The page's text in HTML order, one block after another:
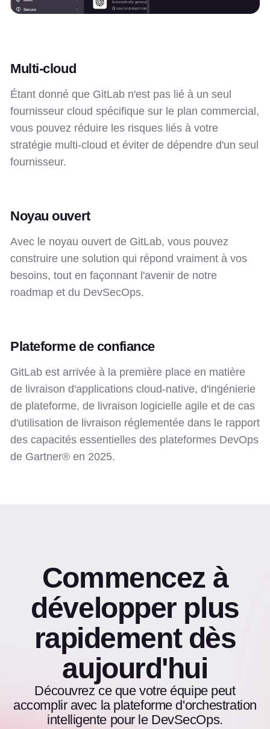
Multi-cloud
Étant donné que GitLab n'est pas lié à un seul
fournisseur cloud spécifique sur le plan commercial,
vous pouvez réduire les risques liés à votre
stratégie multi-cloud et éviter de dépendre d'un seul
fournisseur.
Noyau ouvert
Avec le noyau ouvert de GitLab, vous pouvez
construire une solution qui répond vraiment à vos
besoins, tout en façonnant l'avenir de notre
roadmap et du DevSecOps.
Plateforme de confiance
GitLab est arrivée à la première place en matière
de livraison d'applications cloud-native, d'ingénierie
de plateforme, de livraison logicielle agile et de cas
d'utilisation de livraison réglementée dans le rapport
des capacités essentielles des plateformes DevOps
de Gartner® en 2025.
Commencez à
développer plus
rapidement dès
aujourd'hui
Découvrez ce que votre équipe peut
accomplir avec la plateforme d'orchestration
intelligente pour le DevSecOps.